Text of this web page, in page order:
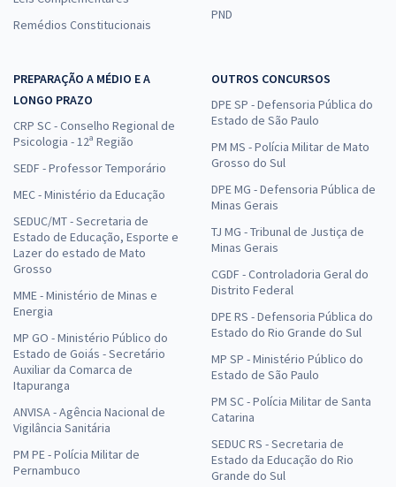
Remédios Constitucionais
PND
PREPARAÇÃO A MÉDIO E A
LONGO PRAZO
CRP SC - Conselho Regional de
Psicologia - 12ª Região
SEDF - Professor Temporário
MEC - Ministério da Educação
SEDUC/MT - Secretaria de
Estado de Educação, Esporte e
Lazer do estado de Mato
Grosso
MME - Ministério de Minas e
Energia
MP GO - Ministério Público do
Estado de Goiás - Secretário
Auxiliar da Comarca de
Itapuranga
ANVISA - Agência Nacional de
Vigilância Sanitária
PM PE - Polícia Militar de
Pernambuco
OUTROS CONCURSOS
DPE SP - Defensoria Pública do
Estado de São Paulo
PM MS - Polícia Militar de Mato
Grosso do Sul
DPE MG - Defensoria Pública de
Minas Gerais
TJ MG - Tribunal de Justiça de
Minas Gerais
CGDF - Controladoria Geral do
Distrito Federal
DPE RS - Defensoria Pública do
Estado do Rio Grande do Sul
MP SP - Ministério Público do
Estado de São Paulo
PM SC - Polícia Militar de Santa
Catarina
SEDUC RS - Secretaria de
Estado da Educação do Rio
Grande do Sul